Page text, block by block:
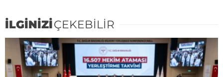
İLGİNİZİÇEKEBİLİR